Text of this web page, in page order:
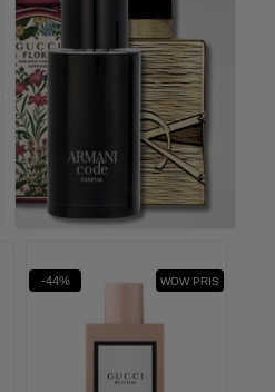
-44% WOW PRIS